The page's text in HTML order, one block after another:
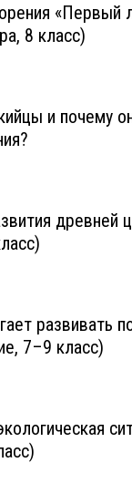
«Первый
8 класс)
и почему
древней
развивать
7–9 класс)